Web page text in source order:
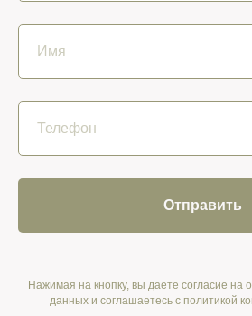
Отправить
Нажимая на кнопку, вы даете согласие на
данных и соглашаетесь c политикой